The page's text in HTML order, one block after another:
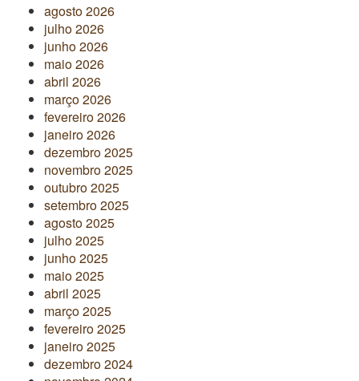
agosto 2026
julho 2026
junho 2026
maio 2026
abril 2026
março 2026
fevereiro 2026
janeiro 2026
dezembro 2025
novembro 2025
outubro 2025
setembro 2025
agosto 2025
julho 2025
junho 2025
maio 2025
abril 2025
março 2025
fevereiro 2025
janeiro 2025
dezembro 2024